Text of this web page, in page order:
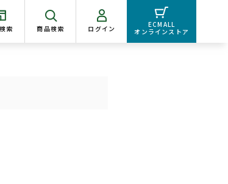
索 商品検索 ログイン
ECMALL
オンラインストア